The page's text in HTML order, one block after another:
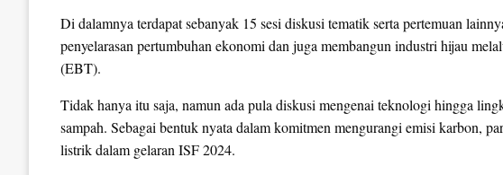
Di dalamnya terdapat sebanyak 15 sesi diskusi tematik serta pertemuan
penyelarasan pertumbuhan ekonomi dan juga membangun industri hijau
(EBT).
Tidak hanya itu saja, namun ada pula diskusi mengenai teknologi hingga
sampah. Sebagai bentuk nyata dalam komitmen mengurangi emisi karbon,
listrik dalam gelaran ISF 2024.